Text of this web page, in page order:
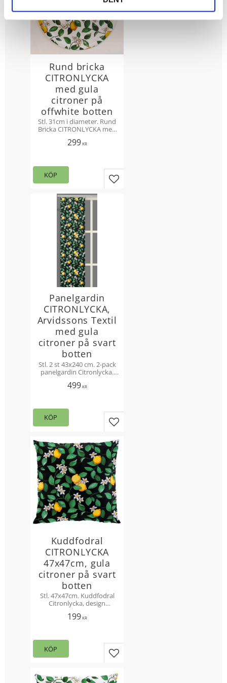
Rund bricka
CITRONLYCKA
med gula
citroner på
offwhite botten
Stl. 31cm i diameter. Rund
Bricka CITRONLYCKA med
blad. Design Mialotta
299KR
Lägg till i favoriter
KÖP
Panelgardin
CITRONLYCKA,
Arvidssons Textil
med gula
citroner på svart
botten
Stl. 2 st 43x240 cm. 2-pack
panelgardin Citronlycka.
Mars. Härliga gula citroner
499KR
Lägg till i favoriter
KÖP
Kuddfodral
CITRONLYCKA
47x47cm, gula
citroner på svart
botten
Stl. 47x47cm. Kuddfodral
Citronlycka, design
Solgula citroner och gröna
199KR
Lägg till i favoriter
KÖP